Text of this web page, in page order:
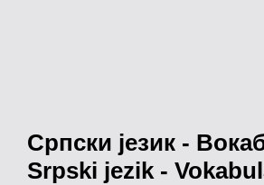
Српски језик -
Srpski jezik -